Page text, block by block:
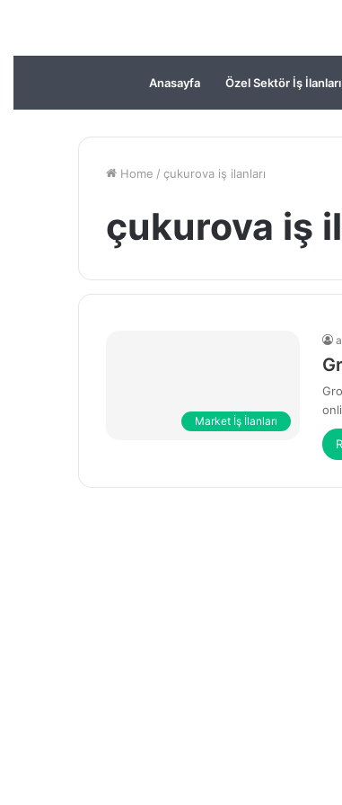
Anasayfa Özel Sektör İş İlanları
Home / çukurova iş ilanları
çukurova iş
Market İş İlanları